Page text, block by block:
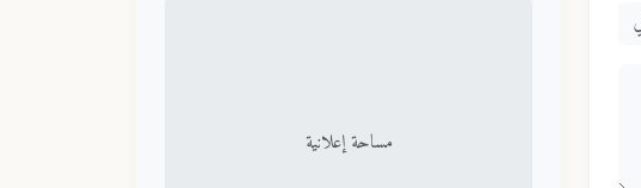
مساحة إعلانية